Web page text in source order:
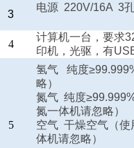
3
电源 220V/16A 3
4
计算机一台，要求
印机，光驱，有
5
氢气 纯度≥
略）
氮气 纯度≥
氮一体机请忽略）
空气 干燥空气（使
体机请忽略）